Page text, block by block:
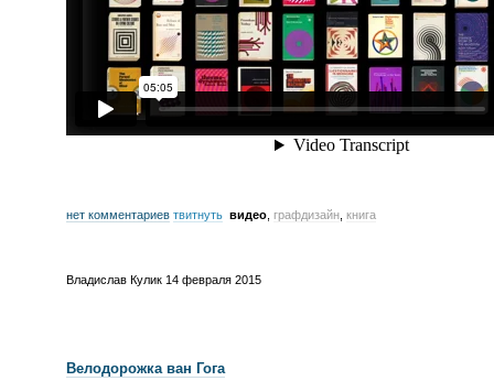
нет комментариев твитнуть видео графдизайн книга
Владислав Кулик 14 февраля 2015
Велодорожка ван Гога